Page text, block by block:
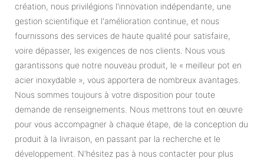
création, nous privilégions l'innovation indépendante, une
gestion scientifique et l'amélioration continue, et nous
fournissons des services de haute qualité pour satisfaire,
voire dépasser, les exigences de nos clients. Nous vous
garantissons que notre nouveau produit, le « meilleur pot en
acier inoxydable », vous apportera de nombreux avantages.
Nous sommes toujours à votre disposition pour toute
demande de renseignements. Nous mettrons tout en œuvre
pour vous accompagner à chaque étape, de la conception du
produit à la livraison, en passant par la recherche et le
développement. N'hésitez pas à nous contacter pour plus